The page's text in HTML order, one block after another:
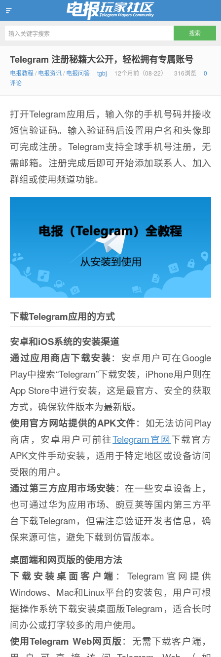
Telegram玩家社区
Telegram 注册秘籍大公开，轻松拥有专属账号
电报教程/ 电报资讯/ 电报问答 tgbj 12个月前（08-22） 316浏览
0
评论
打开Telegram应用后，输入你的手机号码并接收
短信验证码。输入验证码后设置用户名和头像即
可完成注册。Telegram支持全球手机号注册，无
需邮箱。注册完成后即可开始添加联系人、加入
群组或使用频道功能。
下载Telegram应用的方式
安卓和iOS系统的安装渠道
通过应用商店下载安装：安卓用户可在Google
Play中搜索“Telegram”下载安装，iPhone用户则在
App Store中进行安装，这是最官方、安全的获取
方式，确保软件版本为最新版。
使用官方网站提供的APK文件：如无法访问Play
商店，安卓用户可前往Telegram官网下载官方
APK文件手动安装，适用于特定地区或设备访问
受限的用户。
通过第三方应用市场安装：在一些安卓设备上，
也可通过华为应用市场、豌豆荚等国内第三方平
台下载Telegram，但需注意验证开发者信息，确
保来源可信，避免下载到仿冒版本。
桌面端和网页版的使用方法
下载安装桌面客户端 ：Telegram官网提供
Windows、Mac和Linux平台的安装包，用户可根
据操作系统下载安装桌面版Telegram，适合长时
间办公或打字较多的用户使用。
使用Telegram Web网页版：无需下载客户端，